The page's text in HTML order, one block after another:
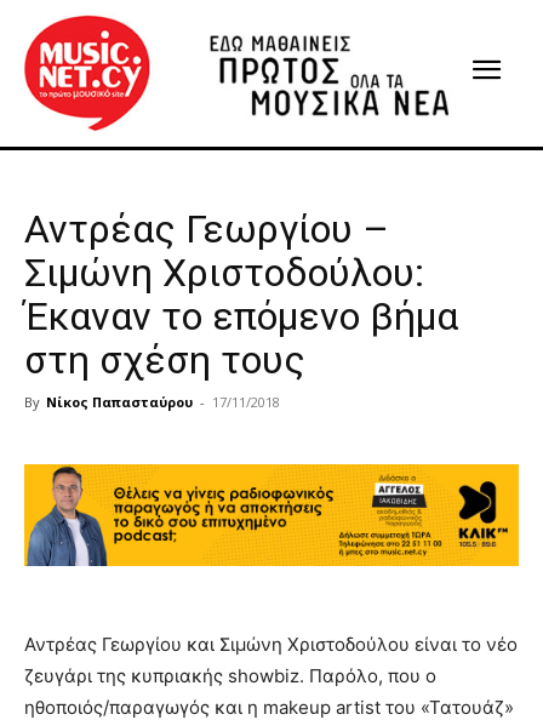
Αντρέας Γεωργίου –
Σιμώνη Χριστοδούλου:
Έκαναν το επόμενο βήμα
στη σχέση τους
By Νίκος Παπασταύρου - 17/11/2018
Αντρέας Γεωργίου και Σιμώνη Χριστοδούλου είναι το νέο
ζευγάρι της κυπριακής showbiz. Παρόλο, που ο
ηθοποιός/παραγωγός και η makeup artist του «Τατουάζ»